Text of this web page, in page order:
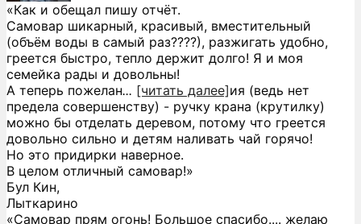
«Как и обещал пишу отчёт.
Самовар шикарный, красивый, вместительный
(объём воды в самый раз????), разжигать удобно,
греется быстро, тепло держит долго! Я и моя
семейка рады и довольны!
А теперь пожелан... [читать далее]ия (ведь нет
предела совершенству) - ручку крана (крутилку)
можно бы отделать деревом, потому что греется
довольно сильно и детям наливать чай горячо!
Но это придирки наверное.
В целом отличный самовар!»
Бул Кин,
Лыткарино
«Самовар прям огонь! Большое спасибо.... желаю